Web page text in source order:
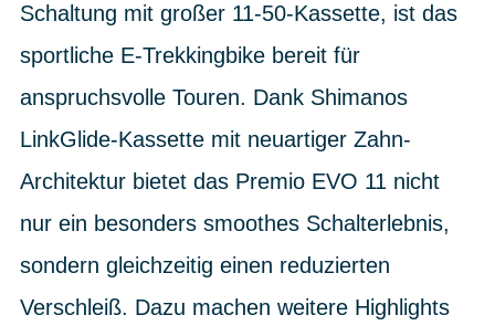
Schaltung mit großer 11-50-Kassette, ist das
sportliche E-Trekkingbike bereit für
anspruchsvolle Touren. Dank Shimanos
LinkGlide-Kassette mit neuartiger Zahn-
Architektur bietet das Premio EVO 11 nicht
nur ein besonders smoothes Schalterlebnis,
sondern gleichzeitig einen reduzierten
Verschleiß. Dazu machen weitere Highlights